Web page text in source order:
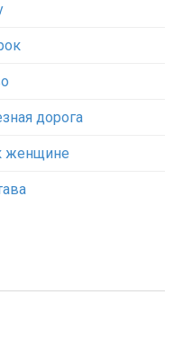
дорога
женщине